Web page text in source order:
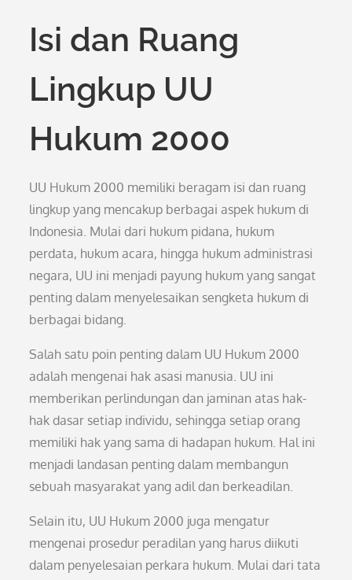
Isi dan Ruang
Lingkup UU
Hukum 2000
UU Hukum 2000 memiliki beragam isi dan ruang
lingkup yang mencakup berbagai aspek hukum di
Indonesia. Mulai dari hukum pidana, hukum
perdata, hukum acara, hingga hukum administrasi
negara, UU ini menjadi payung hukum yang sangat
penting dalam menyelesaikan sengketa hukum di
berbagai bidang.
Salah satu poin penting dalam UU Hukum 2000
adalah mengenai hak asasi manusia. UU ini
memberikan perlindungan dan jaminan atas hak-
hak dasar setiap individu, sehingga setiap orang
memiliki hak yang sama di hadapan hukum. Hal ini
menjadi landasan penting dalam membangun
sebuah masyarakat yang adil dan berkeadilan.
Selain itu, UU Hukum 2000 juga mengatur
mengenai prosedur peradilan yang harus diikuti
dalam penyelesaian perkara hukum. Mulai dari tata